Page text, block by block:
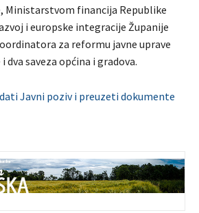
Ministarstvom financija Republike
i europske integracije Županije
za reformu javne uprave
dva saveza općina i gradova.
Javni poziv i preuzeti dokumente